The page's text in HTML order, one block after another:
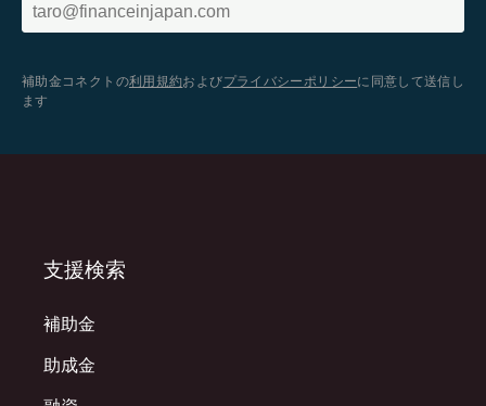
補助金コネクトの利用規約およびプライバシーポリシーに同意して送信し
ます
支援検索
補助金
助成金